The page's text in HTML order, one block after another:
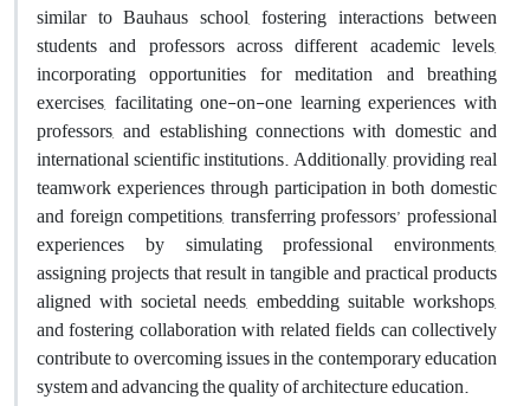
similar to Bauhaus school, fostering interactions between
students and professors across different academic levels,
incorporating opportunities for meditation and breathing
exercises, facilitating one-on-one learning experiences with
professors, and establishing connections with domestic and
international scientific institutions. Additionally, providing real
teamwork experiences through participation in both domestic
and foreign competitions, transferring professors’ professional
experiences by simulating professional environments,
assigning projects that result in tangible and practical products
aligned with societal needs, embedding suitable workshops,
and fostering collaboration with related fields can collectively
contribute to overcoming issues in the contemporary education
system and advancing the quality of architecture education.